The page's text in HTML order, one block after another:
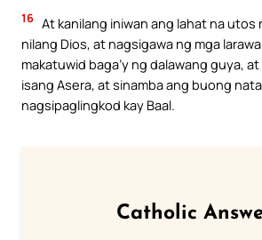
16 At kanilang iniwan ang lahat na utos
nilang Dios, at nagsigawa ng mga
makatuwid baga’y ng dalawang guya,
isang Asera, at sinamba ang buong
nagsipaglingkod kay Baal.
Catholic